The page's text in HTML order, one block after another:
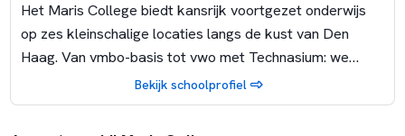
Het Maris College biedt kansrijk voortgezet onderwijs
op zes kleinschalige locaties langs de kust van Den
Haag. Van vmbo-basis tot vwo met Technasium: we
bieden onderwijs op alle niveaus aan. En met Techniek
aan Zee bereiden we onze leerlingen optimaal voor op
Bekijk schoolprofiel